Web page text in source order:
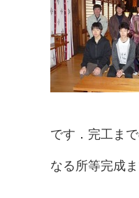
です．完工ま
なる所等完成